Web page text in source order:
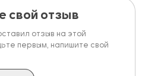
свой отзыв
отзыв на этой
первым, напишите свой